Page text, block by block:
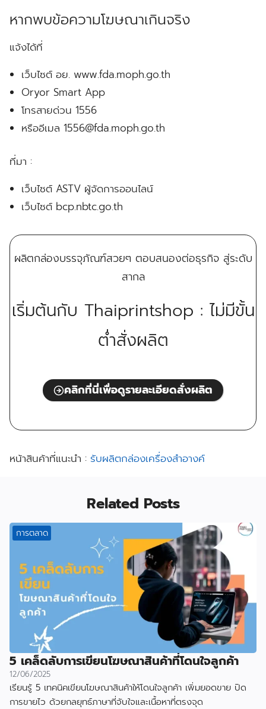
หากพบข้อความโฆษณาเกินจริง
แจ้งได้ที่
เว็บไซต์ อย. www.fda.moph.go.th
Oryor Smart App
โทรสายด่วน 1556
หรืออีเมล 1556@fda.moph.go.th
ที่มา :
เว็บไซต์ ASTV ผู้จัดการออนไลน์
เว็บไซต์ bcp.nbtc.go.th
ผลิตกล่องบรรจุภัณฑ์สวยๆ ตอบสนองต่อธุรกิจ สู่ระดับ
สากล
เริ่มต้นกับ Thaiprintshop : ไม่มีขั้น
ต่ำสั่งผลิต
คลิกที่นี่เพื่อดูรายละเอียดสั่งผลิต
หน้าสินค้าที่แนะนำ : รับผลิตกล่องเครื่องสำอางค์
Related Posts
การตลาด
5 เคล็ดลับการเขียนโฆษณาสินค้าที่โดนใจลูกค้า
12/06/2025
เรียนรู้ 5 เทคนิคเขียนโฆษณาสินค้าให้โดนใจลูกค้า เพิ่มยอดขาย ปิด
การขายไว ด้วยกลยุทธ์ภาษาที่จับใจและเนื้อหาที่ตรงจุด